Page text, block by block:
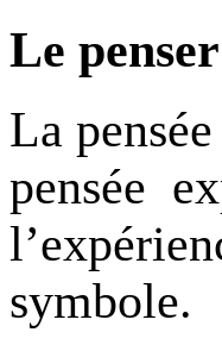
Le
La
pensée
symbole.